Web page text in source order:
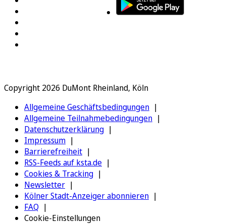
Copyright 2026 DuMont Rheinland, Köln
Allgemeine Geschäftsbedingungen
Allgemeine Teilnahmebedingungen
Datenschutzerklärung
Impressum
Barrierefreiheit
RSS-Feeds auf ksta.de
Cookies & Tracking
Newsletter
Kölner Stadt-Anzeiger abonnieren
FAQ
Cookie-Einstellungen